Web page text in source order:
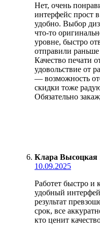
Нет, очень
интерфейс прост
удобно. Выбор
что-то
уровне, быстро
отправили
Качество печати
удовольствие от
— возможность
скидки тоже
Обязательно
Клара Высоцкая
10.09.2025
Работет быстро и
удобный
результат
срок, все
кто ценит